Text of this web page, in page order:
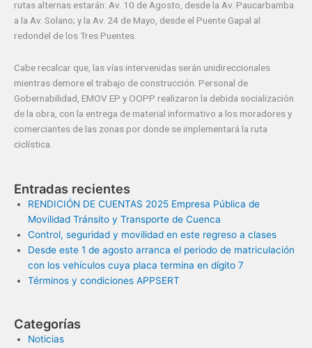
rutas alternas estarán: Av. 10 de Agosto, desde la Av. Paucarbamba
a la Av. Solano; y la Av. 24 de Mayo, desde el Puente Gapal al
redondel de los Tres Puentes.
Cabe recalcar que, las vías intervenidas serán unidireccionales
mientras demore el trabajo de construcción. Personal de
Gobernabilidad, EMOV EP y OOPP realizaron la debida socialización
de la obra, con la entrega de material informativo a los moradores y
comerciantes de las zonas por donde se implementará la ruta
ciclística.
Entradas recientes
RENDICIÓN DE CUENTAS 2025 Empresa Pública de
Movilidad Tránsito y Transporte de Cuenca
Control, seguridad y movilidad en este regreso a clases
Desde este 1 de agosto arranca el periodo de matriculación
con los vehículos cuya placa termina en dígito 7
Términos y condiciones APPSERT
Categorías
Noticias